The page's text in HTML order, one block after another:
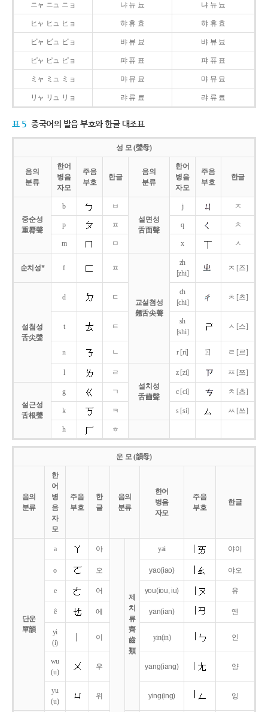
ニャ ニュ ニョ 냐 뉴 뇨 냐 뉴 뇨
ヒャ ヒュ ヒョ 햐 휴 효 햐 휴 효
ビャ ビュ ビョ 뱌 뷰 뵤 뱌 뷰 뵤
ピャ ピュ ピョ 퍄 퓨 표 퍄 퓨 표
ミャ ミュ ミョ 먀 뮤 묘 먀 뮤 묘
リャ リュ リョ 랴 류 료 랴 류 료
표 5 중국어의 발음 부호와 한글 대조표
성 모 (聲母)
음의
분류
한어
병음
자모
주음
부호
한글
음의
분류
한어
병음
자모
주음
부호
한글
중순성
重脣聲
b
ㅂ
설면성
舌面聲
j ㅈ
p ㅍ q ㅊ
m ㅁ x ㅅ
순치성* f ㅍ
교설첨성
翹舌尖聲
zh
[zhi]
ㅈ [즈]
설첨성
舌尖聲
d ㄷ
ch
[chi]
ㅊ [츠]
t ㅌ
sh
[shi]
ㅅ [스]
n ㄴ r [ri] ㄖ ㄹ [르]
l
ㄹ
설치성
舌齒聲
z [zi] ㅉ [쯔]
설근성
舌根聲
g ㄱ c [ci] ㅊ [츠]
k ㅋ s [si] ㅆ [쓰]
h ㅎ
운 모 (韻母)
음의
분류
한
어
병
음
자
모
주음
부호
한
글
음의
분류
한어
병음
자모
주음
부호
한글
단운
單韻
a 아
제
치
류
齊
齒
類
yai 야이
o 오 yao(iao) 야오
e 어 you(iou,iu) 유
ê 에 yan(ian) 옌
yi
(i)
이 yin(in) 인
wu
(u)
우 yang(iang) 양
yu
(u)
위 ying(ing) 잉